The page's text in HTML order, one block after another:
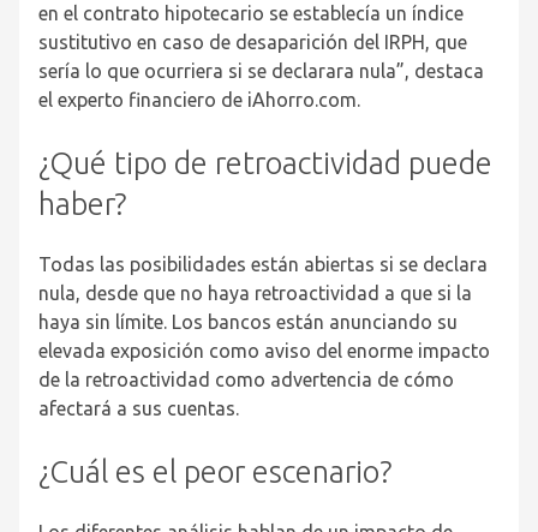
en el contrato hipotecario se establecía un índice
sustitutivo en caso de desaparición del IRPH, que
sería lo que ocurriera si se declarara nula”, destaca
el experto financiero de iAhorro.com.
¿Qué tipo de retroactividad puede
haber?
Todas las posibilidades están abiertas si se declara
nula, desde que no haya retroactividad a que si la
haya sin límite. Los bancos están anunciando su
elevada exposición como aviso del enorme impacto
de la retroactividad como advertencia de cómo
afectará a sus cuentas.
¿Cuál es el peor escenario?